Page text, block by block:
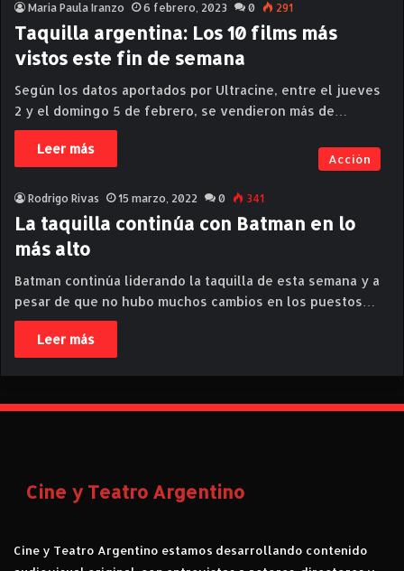
Maria Paula Iranzo 6 febrero, 2023 0 291
Taquilla argentina: Los 10 films más
vistos este fin de semana
Según los datos aportados por Ultracine, entre el jueves
2 y el domingo 5 de febrero, se vendieron más de…
Leer más
Acción
Rodrigo Rivas 15 marzo, 2022 0 341
La taquilla continúa con Batman en lo
más alto
Batman continúa liderando la taquilla de esta semana y a
pesar de que no hubo muchos cambios en los puestos…
Leer más
Cine y Teatro Argentino
Cine y Teatro Argentino estamos desarrollando contenido